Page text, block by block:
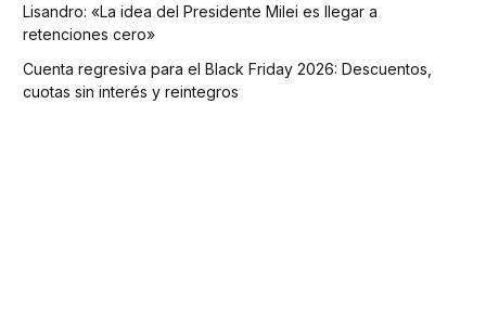
Lisandro: «La idea del Presidente Milei es llegar a
retenciones cero»
Cuenta regresiva para el Black Friday 2026: Descuentos,
cuotas sin interés y reintegros